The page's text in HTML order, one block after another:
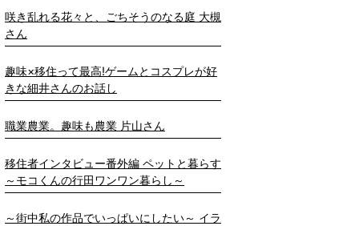
咲き乱れる花々と、ごちそうのなる庭 大槻
さん
趣味×移住って最高!ゲームとコスプレが好
きな細井さんのお話し
職業農業。趣味も農業 片山さん
移住者インタビュー番外編 ペットと暮らす
～モコくんの行田ワンワン暮らし～
～街中私の作品でいっぱいにしたい～ イラ